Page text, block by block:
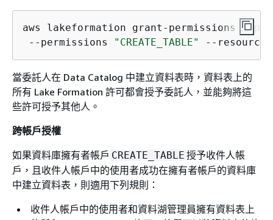
aws lakeformation grant-permissions --
--permissions
"CREATE_TABLE" --resource
當委託人在 Data Catalog 中建立資料表時，資料表上的
所有 Lake Formation 許可都會授予委託人，並能夠將這
些許可授予其他人。
跨帳戶授權
如果資料庫擁有者帳戶 CREATE_TABLE 授予收件人帳
戶，且收件人帳戶中的使用者成功在擁有者帳戶的資料庫
中建立資料表，則適用下列規則：
收件人帳戶中的使用者和資料湖管理員擁有資料表上